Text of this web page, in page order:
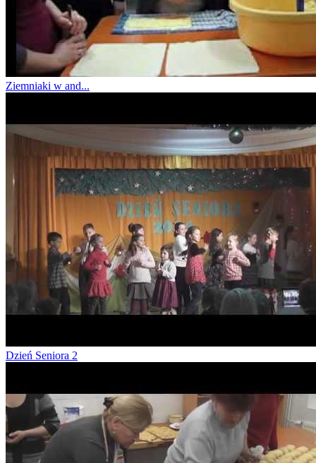
Ziemniaki w and...
Dzień Seniora 2